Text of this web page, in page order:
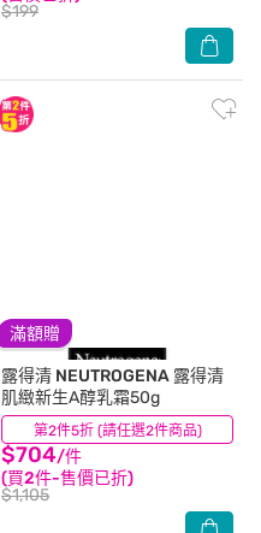
$199
滿額贈
第2件5折 (請任選2件商品)
露得清 NEUTROGENA 露得清
肌緻新生A醇乳霜50g
$704/件
(買2件-售價已折)
$1,105
(149)